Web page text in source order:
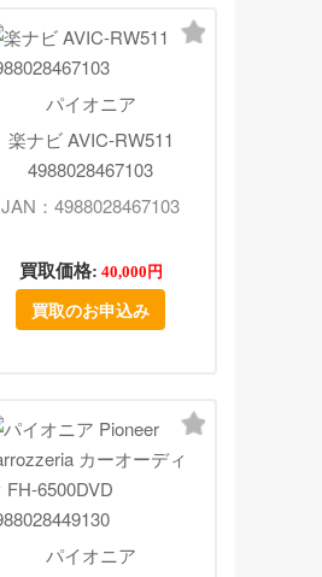
パイオニア
楽ナビ AVIC-RW511
4988028467103
JAN：4988028467103
買取価格: 40,000円
買取のお申込み
パイオニア